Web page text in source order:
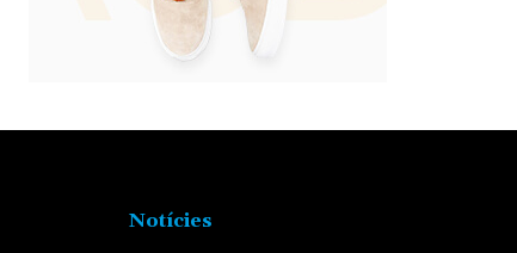
Notícies